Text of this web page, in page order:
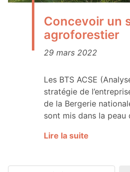
Concevoir un
agroforestier
29 mars 2022
Les BTS ACSE
stratégie de
de la Bergerie
sont mis dans la peau
Lire la suite